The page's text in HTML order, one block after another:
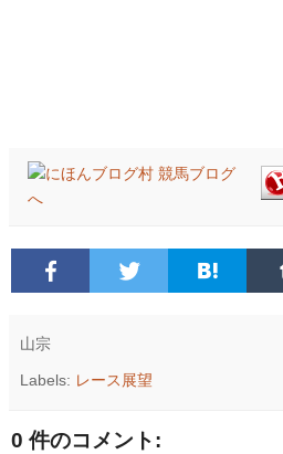
山宗
Labels: レース展望
0 件のコメント: